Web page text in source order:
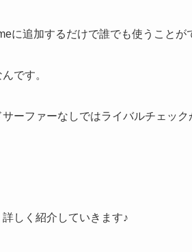
に追加するだけで誰でも使うことが
です。
ーファーなしではライバルチェック
しく紹介していきます♪